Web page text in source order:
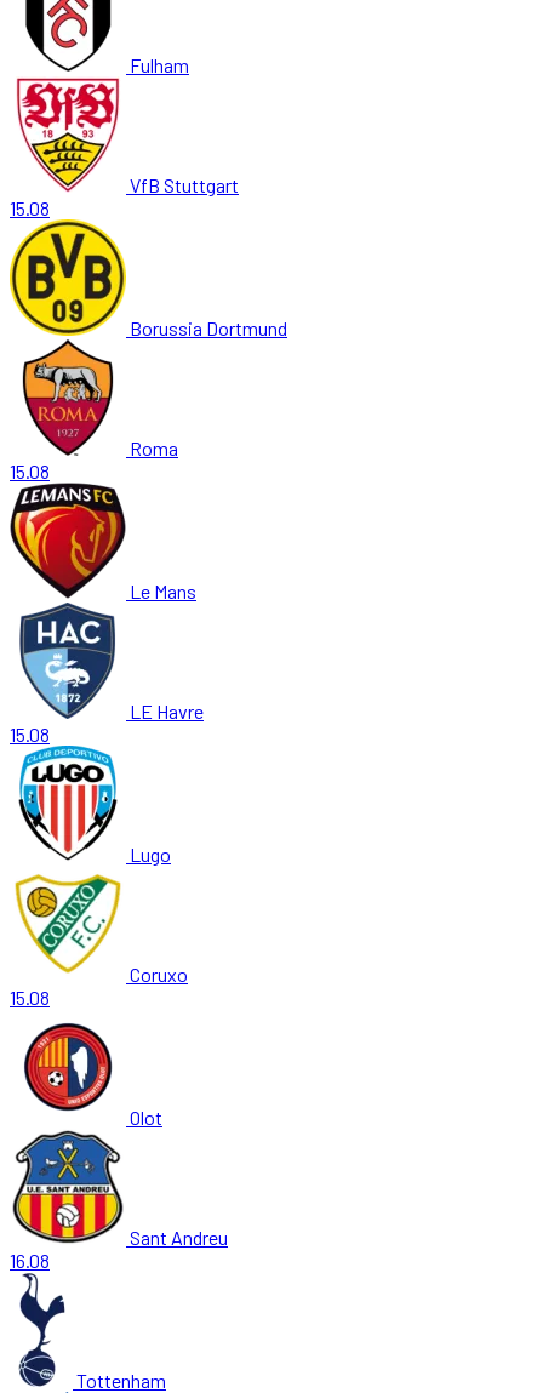
Fulham
VfB Stuttgart
15.08
Borussia Dortmund
Roma
15.08
Le Mans
LE Havre
15.08
Lugo
Coruxo
15.08
Olot
Sant Andreu
16.08
Tottenham